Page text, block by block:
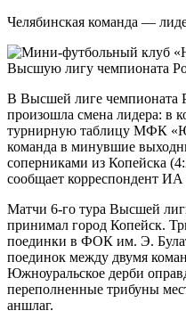
Челябинская команда —
В Высшей лиге чемпионата
произошла смена лидера: в
турнирную таблицу МФК
команда в минувшие
соперниками из Копейска
сообщает корреспондент ИА
Матчи 6-го тура Высшей
принимал город Копейск.
поединки в ФОК им. Э.
поединок между двумя
Южноуральское дерби
переполненные трибуны
аншлаг.